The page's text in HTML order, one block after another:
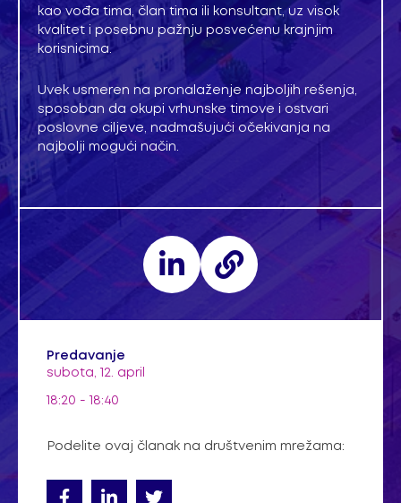
kao vođa tima, član tima ili konsultant, uz visok
kvalitet i posebnu pažnju posvećenu krajnjim
korisnicima.
Uvek usmeren na pronalaženje najboljih rešenja,
sposoban da okupi vrhunske timove i ostvari
poslovne ciljeve, nadmašujući očekivanja na
najbolji mogući način.
Predavanje
subota, 12. april
18:20 - 18:40
Podelite ovaj članak na društvenim mrežama: